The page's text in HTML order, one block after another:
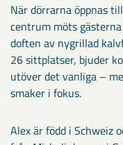
När dörrarna öppnas
centrum möts
doften av nygrillad
26 sittplatser, bjuder
utöver det vanliga –
smaker i fokus.
Alex är född i Schweiz